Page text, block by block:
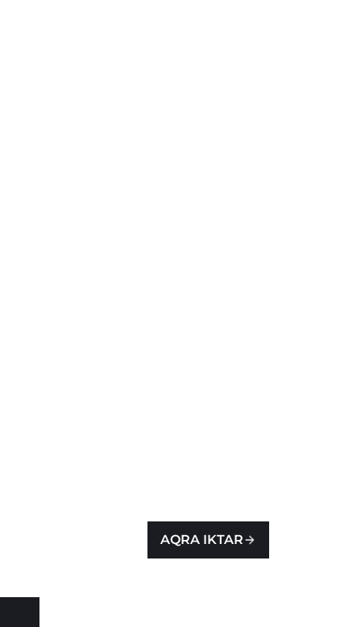
AQRA IKTAR